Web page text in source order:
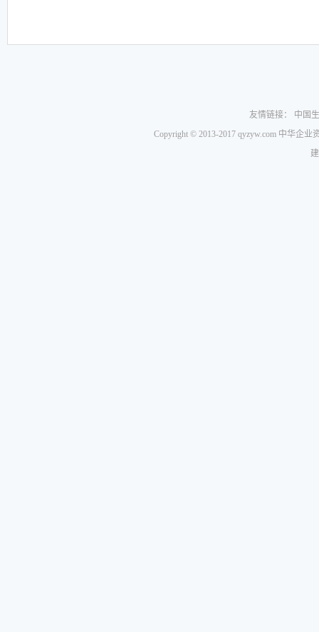
友情链接：
中国
Copyright © 2013-2017 qyzyw.com 中华企业